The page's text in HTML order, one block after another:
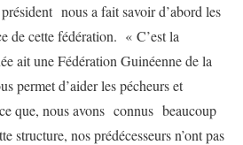
nous a fait savoir d’abord les
de cette fédération. « C’est la
ait une Fédération Guinéenne de la
permet d’aider les pécheurs et
que, nous avons connus beaucoup
structure, nos prédécesseurs n’ont pas